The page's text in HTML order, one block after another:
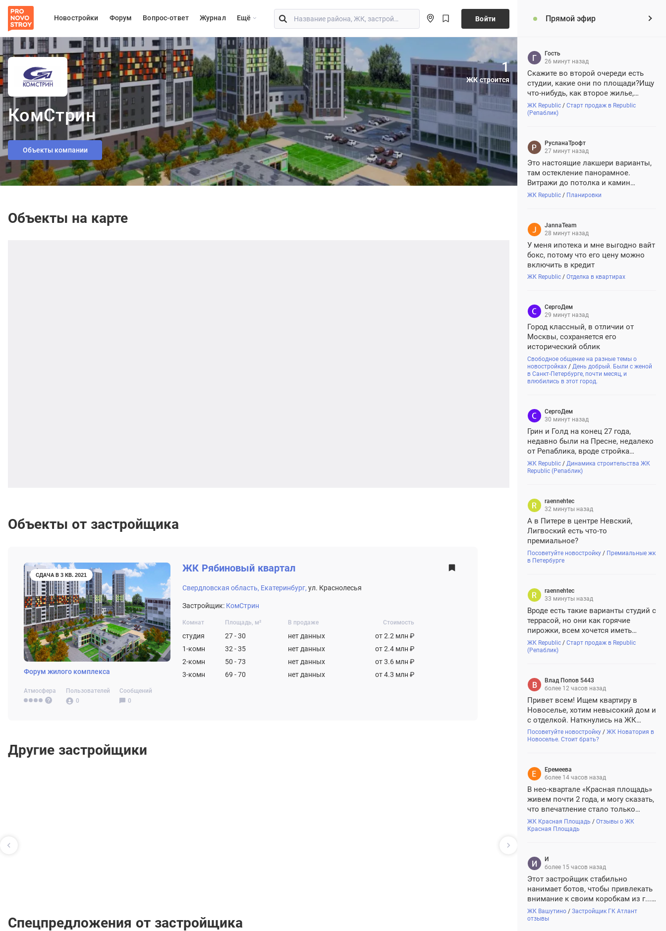
Прямой эфир
Гость
26 минут назад
Скажите во второй очереди есть
студии, какие они по площади?Ищу
что-нибудь, как второе жилье,
ближе к работе
ЖК Republic / Старт продаж в Republic
(Репаблик)
РусланаТрофт
27 минут назад
Это настоящие лакшери варианты,
там остекление панорамное.
Витражи до потолка и камин
конечно на дровах, у них
живой огонь.
ЖК Republic / Планировки
JannaTeam
28 минут назад
У меня ипотека и мне выгодно вайт
бокс, потому что его цену можно
включить в кредит
ЖК Republic / Отделка в квартирах
СергоДем
29 минут назад
Город классный, в отличии от
Москвы, сохраняется его
исторический облик
Свободное общение на разные темы о
новостройках / День добрый. Были с женой
в Санкт-Петербурге, почти месяц, и
влюбились в этот город.
СергоДем
30 минут назад
Грин и Голд на конец 27 года,
недавно были на Пресне, недалеко
от Репаблика, вроде стройка
идет,изменения видны.
ЖК Republic / Динамика строительства ЖК
Republic (Репаблик)
raennehtec
32 минуты назад
А в Питере в центре Невский,
Лигвоский есть что-то
премиальное?
Посоветуйте новостройку / Премиальные жк
в Петербурге
raennehtec
33 минуты назад
Вроде есть такие варианты студий с
террасой, но они как горячие
пирожки, всем хочется иметь
приватное пространство на свежем
воздухе
ЖК Republic / Старт продаж в Republic
(Репаблик)
Влад Попов 5443
более 12 часов назад
Привет всем! Ищем квартиру в
Новоселье, хотим невысокий дом и
с отделкой. Наткнулись на ЖК
Новатория. Проект симпатичный,
кирпич-монолит, но смущает, что
Как у них со сроками, строят...
Посоветуйте новостройку / ЖК Новатория в
Новоселье. Стоит брать?
Еремеева
более 14 часов назад
В нео-квартале «Красная площадь»
живем почти 2 года, и могу сказать,
что впечатление стало только
лучше! Самое классное, что район
не стоит на месте. Уже давно
секции. Людей становится бол...
ЖК Красная Площадь / Отзывы о ЖК
Красная Площадь
И
И
более 15 часов назад
Этот застройщик стабильно
нанимает ботов, чтобы привлекать
внимание к своим коробкам из г...
и палок. Осторожно, не ведитесь
ЖК Вашутино / Застройщик ГК Атлант
отзывы
Новостройки Форум Вопрос-ответ Журнал Eщё Войти
КомСтрин
Объекты компании
1
ЖК строится
Объекты на карте
Объекты от застройщика
СДАЧА В 3 КВ. 2021
Форум жилого комплекса
Атмосфера
Пользователей
0
Сообщений
0
ЖК Рябиновый квартал
Свердловская область, Екатеринбург, ул. Краснолесья
Застройщик: КомСтрин
Комнат Площадь, м² В продаже Стоимость
студия 27 - 30 нет данных
от 2.2 млн ₽
1-комн
32 - 35 нет данных
от 2.4 млн ₽
2-комн
50 - 73 нет данных
от 3.6 млн ₽
3-комн
69 - 70 нет данных от 4.3 млн ₽
Другие застройщики
Спецпредложения от застройщика